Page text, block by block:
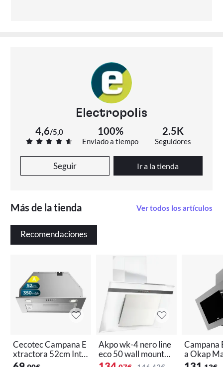
Electropolis
4,6/5,0 100%
Enviado a tiempo
2.5K
Seguidores
Seguir Ir a la tienda
Más de la tienda Ver todos los artículos
Recomendaciones
Cecotec Campana E
xtractora 52cm Inte
grada Bolero Flux I
Akpo wk-4 nero line
eco 50 wall mounted
kitchen extractor ho
Campana
a Okap
al P 2 50